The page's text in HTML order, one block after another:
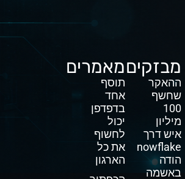
מבזקים
ההאקר
שחשף
100
מיליון
איש דרך
Snowflake
הודה
באשמה
מאמרים
תוסף
אחד
בדפדפן
יכול
לחשוף
את כל
הארגון